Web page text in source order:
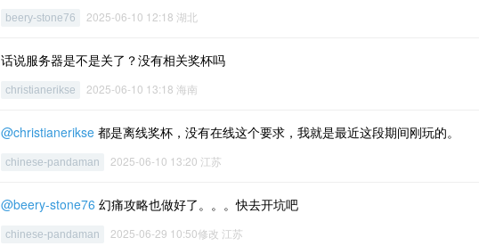
beery-stone76 2025-06-10 12:18 湖北
话说服务器是不是关了？没有相关奖杯吗
christianerikse 2025-06-10 13:18 海南
@christianerikse 都是离线奖杯，没有在线这个要求，我就是最近这段期间刚玩的。
chinese-pandaman 2025-06-10 13:20 江苏
@beery-stone76 幻痛攻略也做好了。。。快去开坑吧
chinese-pandaman 2025-06-29 10:50修改 江苏